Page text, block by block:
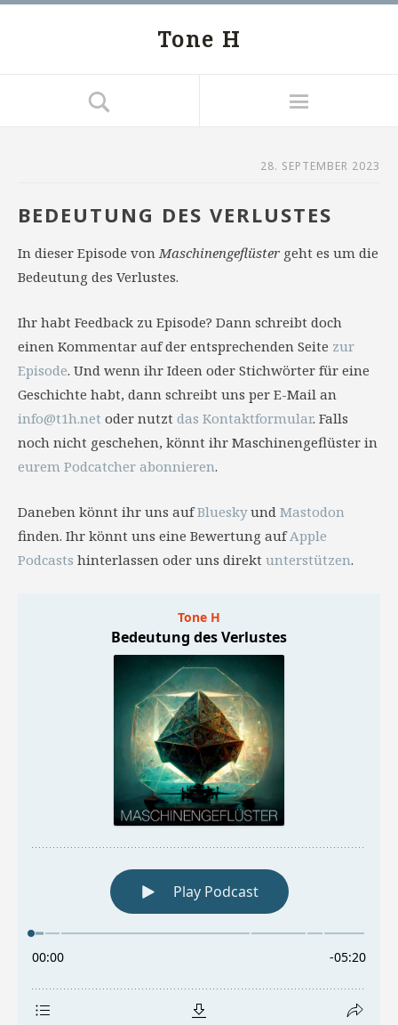
Tone H
28. SEPTEMBER 2023
BEDEUTUNG DES VERLUSTES
In dieser Episode vonMaschinengeflüster geht es um die
Bedeutung des Verlustes.
Ihr habt Feedback zu Episode? Dann schreibt doch
einen Kommentar auf der entsprechenden Seite zur
Episode. Und wenn ihr Ideen oder Stichwörter für eine
Geschichte habt, dann schreibt uns per E-Mail an
info@t1h.net oder nutzt das Kontaktformular. Falls
noch nicht geschehen, könnt ihr Maschinengeflüster in
eurem Podcatcher abonnieren.
Daneben könnt ihr uns aufBlueskyund Mastodon
finden. Ihr könnt uns eine Bewertung aufApple
Podcasts hinterlassen oder uns direkt unterstützen.